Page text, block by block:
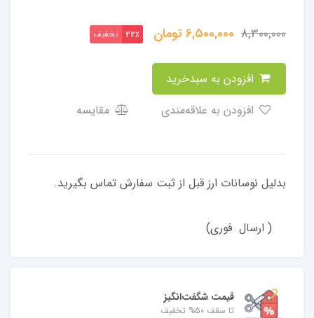
8,300,000
6,500,000تومان 22٪ تخفیف
مقایسه
بدلیل نوسانات ارز قبل از ثبت سفارش تماس بگیرید.
( ارسال فوری)
قیمت شگفت‌انگیز
تا سقف 50% تخفیف